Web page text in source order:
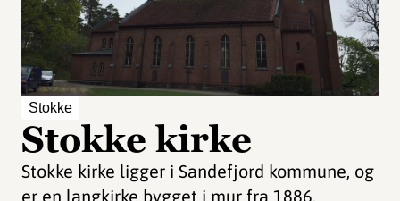
Stokke
Stokke kirke
Stokke kirke ligger i Sandefjord kommune, og
er en langkirke bygget i mur fra 1886.